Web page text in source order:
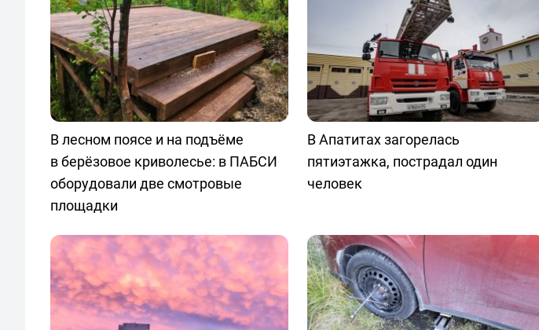
В лесном поясе и на подъёме
в берёзовое криволесье: в ПАБСИ
оборудовали две смотровые
площадки
В Апатитах загорелась
пятиэтажка, пострадал один
человек